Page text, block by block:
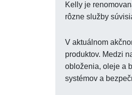
Kelly je
rôzne služby
V aktuálnom
produktov. Medzi
obloženia, oleje a
systémov a